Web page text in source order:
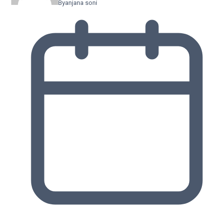
Byanjana soni